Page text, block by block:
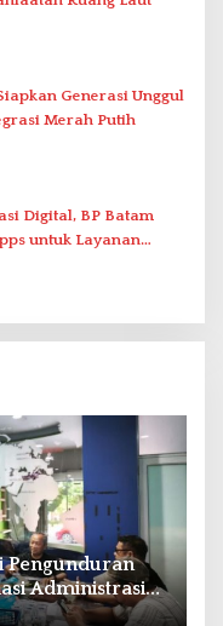
Generasi Unggul
Merah Putih
Digital, BP Batam
untuk Layanan
Pengunduran
Administrasi